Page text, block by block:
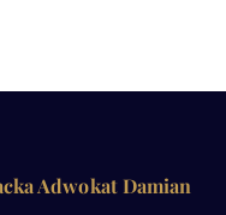
Adwokat Damian